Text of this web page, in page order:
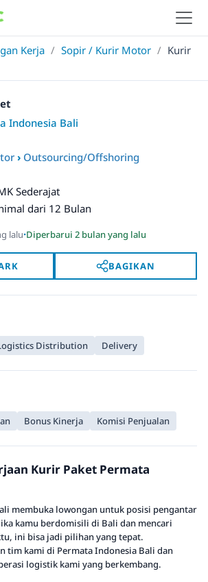
Kerja / Sopir / Kurir Motor / Kurir
Indonesia Bali
› Outsourcing/Offshoring
Sederajat
dari 12 Bulan
lalu·Diperbarui 2 bulan yang lalu
BAGIKAN
Distribution Delivery
Bonus Kinerja Komisi Penjualan
Kurir Paket Permata
membuka lowongan untuk posisi pengantar
kamu berdomisili di Bali dan mencari
ini bisa jadi pilihan yang tepat.
tim kami di Permata Indonesia Bali dan
logistik kami yang berkembang.